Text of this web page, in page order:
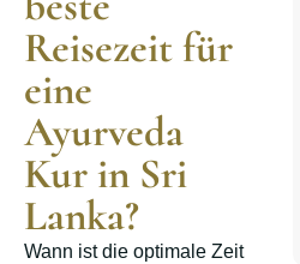
Reisezeit für
eine
Ayurveda
Kur in Sri
Lanka?
Wann ist die optimale Zeit